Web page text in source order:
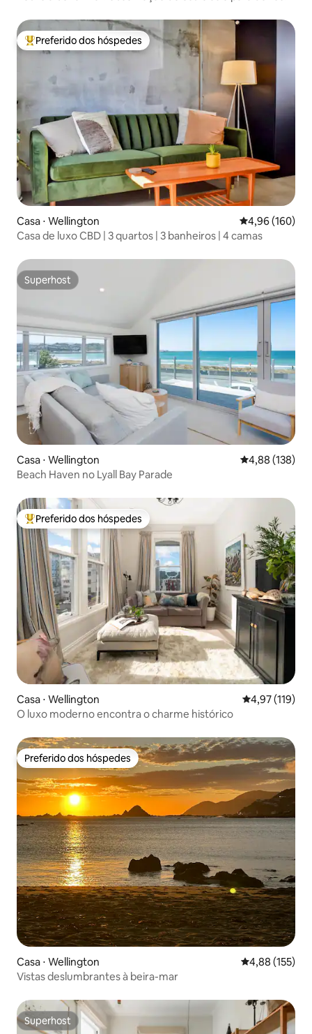
Entre os melhores preferidos dos hóspedes
Preferido dos hóspedes
Casa ⋅ Wellington 4,96 de uma
4,96 (160)
Casa de luxo CBD | 3 quartos | 3 banheiros | 4 camas
Superhost
Superhost
Casa ⋅ Wellington 4,88 de uma
4,88 (138)
Beach Haven no Lyall Bay Parade
Entre os melhores preferidos dos hóspedes
Preferido dos hóspedes
Casa ⋅ Wellington 4,97 de uma
4,97 (119)
O luxo moderno encontra o charme histórico
Preferido dos hóspedes
Preferido dos hóspedes
Casa ⋅ Wellington 4,88 de uma
4,88 (155)
Vistas deslumbrantes à beira-mar
Superhost
Superhost